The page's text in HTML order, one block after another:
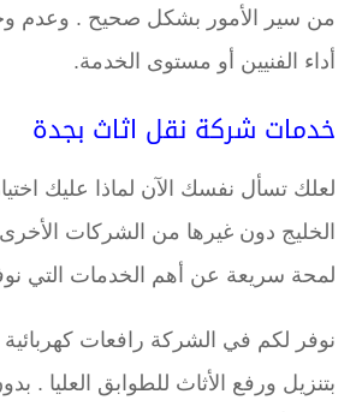
من سير الأمور بشكل صحيح . وعدم
أداء الفنيين أو مستوى الخدمة.
خدمات شركة نقل اثاث بجدة
لعلك تسأل نفسك الآن لماذا عليك
الخليج دون غيرها من الشركات
لمحة سريعة عن أهم الخدمات التي
نوفر لكم في الشركة رافعات كهربائية
بتنزيل ورفع الأثاث للطوابق العليا